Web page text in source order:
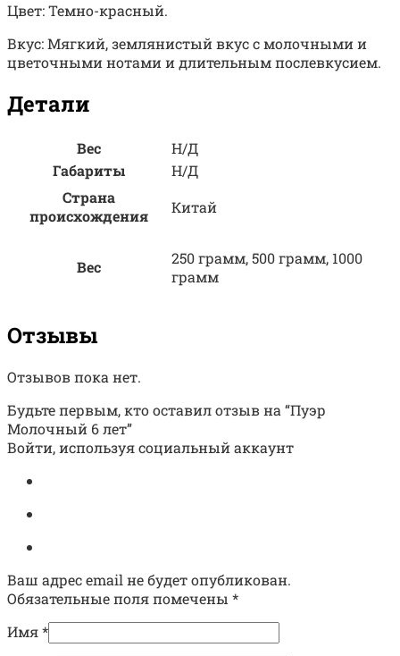
Цвет: Темно-красный.
Вкус: Мягкий, землянистый вкус с молочными и
цветочными нотами и длительным послевкусием.
Детали
Вес
Н/Д
Габариты
Н/Д
Страна
происхождения
Китай
Вес
250 грамм, 500 грамм, 1000
грамм
Отзывы
Отзывов пока нет.
Будьте первым, кто оставил отзыв на “Пуэр
Молочный 6 лет”
Войти, используя социальный аккаунт
Ваш адрес email не будет опубликован.
Обязательные поля помечены *
Имя*